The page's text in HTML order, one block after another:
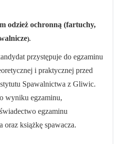
odzież ochronną (fartuchy,
).
przystępuje do egzaminu
i praktycznej przed
Spawalnictwa z Gliwic.
wyniku egzaminu,
egzaminu
książkę spawacza.